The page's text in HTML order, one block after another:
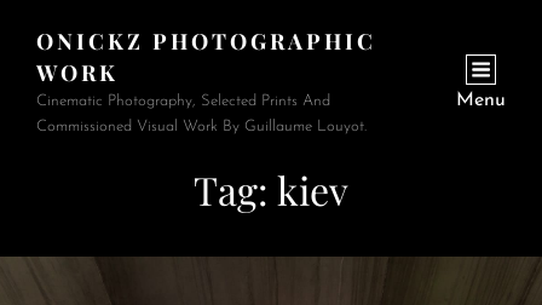
ONICKZ PHOTOGRAPHIC
WORK
Cinematic Photography, Selected Prints And
Commissioned Visual Work By Guillaume Louyot.
Menu
Tag: kiev